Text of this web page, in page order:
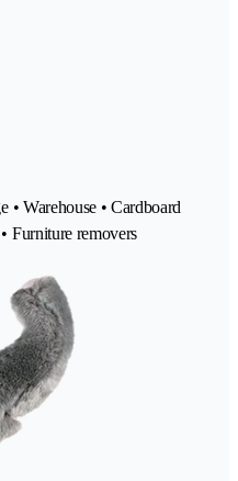
• Warehouse • Cardboard
Furniture removers